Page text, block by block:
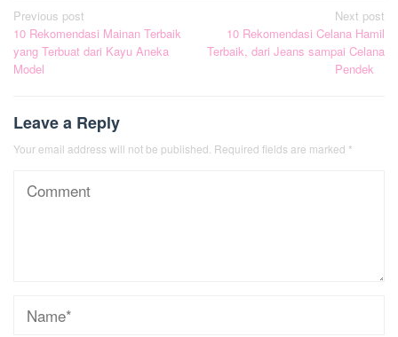
Post
navigation
Previous post
10 Rekomendasi Mainan Terbaik
yang Terbuat dari Kayu Aneka
Model
Next post
10 Rekomendasi Celana Hamil
Terbaik, dari Jeans sampai Celana
Pendek
Leave a Reply
Your email address will not be published. Required fields are marked *